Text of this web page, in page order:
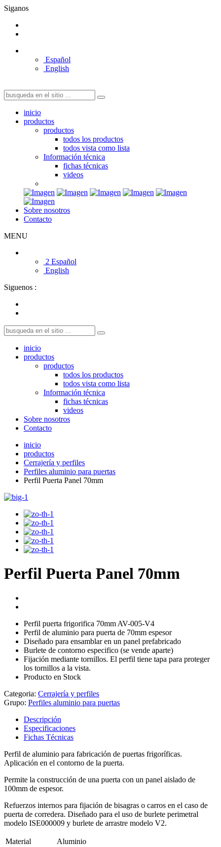
Siganos
Español
English
inicio
productos
productos
todos los productos
todos vista como lista
Información técnica
fichas técnicas
videos
Sobre nosotros
Contacto
MENU
2 Español
English
Siguenos :
inicio
productos
productos
todos los productos
todos vista como lista
Información técnica
fichas técnicas
videos
Sobre nosotros
Contacto
inicio
productos
Cerrajería y perfiles
Perfiles aluminio para puertas
Perfil Puerta Panel 70mm
Perfil Puerta Panel 70mm
Perfil puerta frigorifica 70mm AV-005-V4
Perfil de aluminio para puerta de 70mm espesor
Diseñado para ensamblar en un panel prefabricado
Burlete de contorno especifico (se vende aparte)
Fijación mediante tornillos. El perfil tiene tapa para proteger
los tornillos a la vista.
Producto en Stock
Categoria: Cerrajería y perfiles
Grupo: Perfiles aluminio para puertas
Descripción
Especificaciones
Fichas Técnicas
Perfil de aluminio para fabricación de puertas frigoríficas.
Aplicación en el contorno de la puerta.
Permite la construcción de una puerta con un panel aislado de
100mm de espesor.
Refuerzos internos para fijación de bisagras o carros en el caso de
puerta de corredera. Diseñado para el uso de burlete perimetral
modelo ISE000009 y burlete de arrastre modelo V2.
Material
Aluminio